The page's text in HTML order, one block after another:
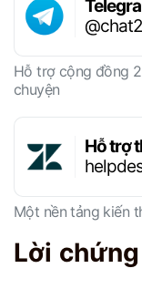
Hỗ trợ cộng đồng
chuyện
Hỗ trợ
Một nền tảng kiến
Lời